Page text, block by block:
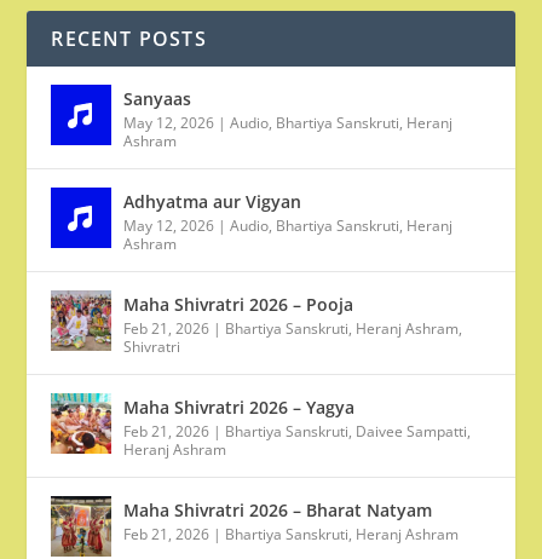
RECENT POSTS
Sanyaas
May 12, 2026 |Audio, Bhartiya Sanskruti, Heranj
Ashram
Adhyatma aur Vigyan
May 12, 2026 |Audio, Bhartiya Sanskruti, Heranj
Ashram
Maha Shivratri 2026 – Pooja
Feb 21, 2026 | Bhartiya Sanskruti, Heranj Ashram,
Shivratri
Maha Shivratri 2026 – Yagya
Feb 21, 2026 | Bhartiya Sanskruti, Daivee Sampatti,
Heranj Ashram
Maha Shivratri 2026 – Bharat Natyam
Feb 21, 2026 | Bhartiya Sanskruti, Heranj Ashram